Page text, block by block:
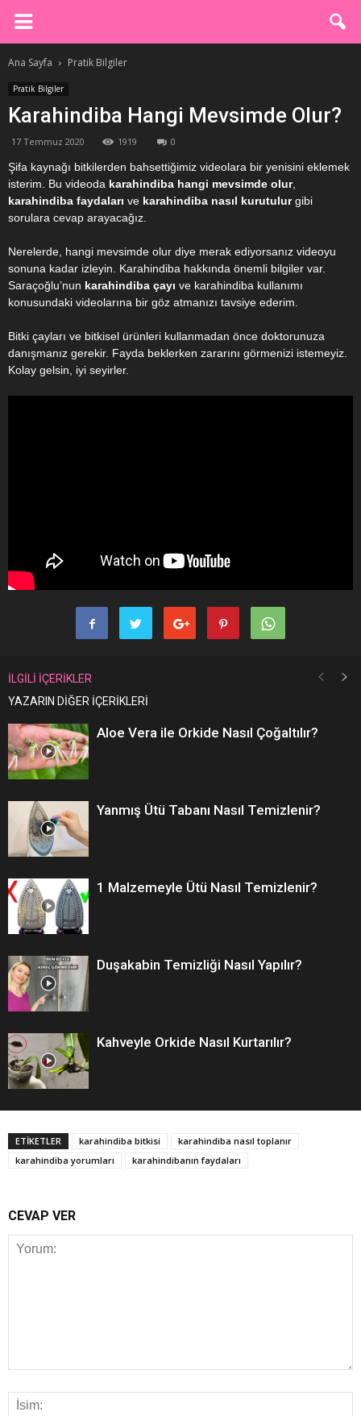
Ana Sayfa Pratik Bilgiler
Pratik Bilgiler
Karahindiba Hangi Mevsimde Olur?
17 Temmuz 2020 1919 0
Şifa kaynağı bitkilerden bahsettiğimiz videolara bir yenisini eklemek
isterim. Bu videoda karahindiba hangi mevsimde olur,
karahindiba faydaları ve karahindiba nasıl kurutulurgibi
sorulara cevap arayacağız.
Nerelerde, hangi mevsimde olur diye merak ediyorsanız videoyu
sonuna kadar izleyin. Karahindiba hakkında önemli bilgiler var.
Saraçoğlu’nun karahindiba çayı ve karahindiba kullanımı
konusundaki videolarına bir göz atmanızı tavsiye ederim.
Bitki çayları ve bitkisel ürünleri kullanmadan önce doktorunuza
danışmanız gerekir. Fayda beklerken zararını görmenizi istemeyiz.
Kolay gelsin, iyi seyirler.
İLGİLİ İÇERİKLER
YAZARIN DİĞER İÇERİKLERİ
Aloe Vera ile Orkide Nasıl Çoğaltılır?
Yanmış Ütü Tabanı Nasıl Temizlenir?
1 Malzemeyle Ütü Nasıl Temizlenir?
Duşakabin Temizliği Nasıl Yapılır?
Kahveyle Orkide Nasıl Kurtarılır?
ETİKETLER karahindiba bitkisi
karahindiba nasıl toplanır
karahindiba yorumları
karahindibanın faydaları
CEVAP VER